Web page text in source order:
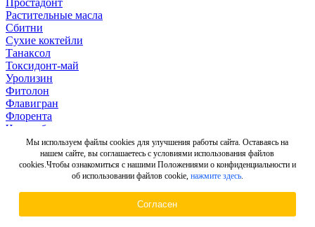
Растительные масла
Сбитни
Сухие коктейли
Танаксол
Токсидонт-май
Уролизин
Фитолон
Флавигран
Флорента
Чаи и сборы
Ширлайн
Экорсол
Экстракт корня лопуха
Экстракты трав
ЭМ-Курунга
Эсобел
Мы используем файлы cookies для улучшения работы сайта. Оставаясь на
нашем сайте, вы соглашаетесь с условиями использования файлов
cookies.Чтобы ознакомиться с нашими Положениями о конфиденциальности и
об использовании файлов cookie, нажмите здесь.
Согласен